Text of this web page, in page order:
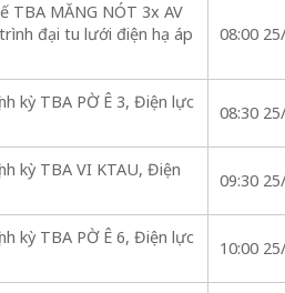
TBA MĂNG NÓT 3x AV
đại tu lưới điện hạ áp
08:00
kỳ TBA PỜ Ê 3, Điện lực
08:30
kỳ TBA VI KTAU, Điện
09:30
kỳ TBA PỜ Ê 6, Điện lực
10:00